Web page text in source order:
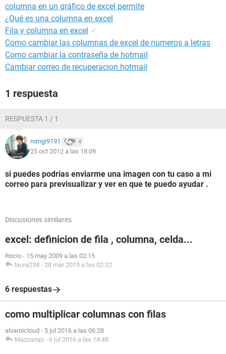
columna en un gráfico de excel permite
¿Qué es una columna en excel
Fila y columna en excel ✓
Como cambiar las columnas de excel de numeros a letras
Como cambiar la contraseña de hotmail
Cambiar correo de recuperacion hotmail
1 respuesta
RESPUESTA 1 / 1
romgi9191 4
25 oct 2012 a las 18:09
si puedes podrias enviarme una imagen con tu caso a mi
correo para previsualizar y ver en que te puedo ayudar .
Discusiones similares
excel: definicion de fila , columna, celda...
Rocio - 15 may 2009 a las 02:15
laura234 - 28 mar 2019 a las 02:32
6 respuestas
como multiplicar columnas con filas
alvaroicloud - 5 jul 2016 a las 06:28
Mazzaropi - 6 jul 2016 a las 14:48